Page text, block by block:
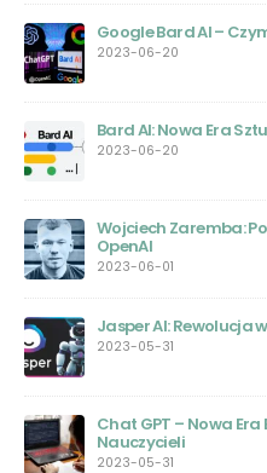
Google Bard AI –
2023-06-20
Bard AI: Nowa Era
2023-06-20
Wojciech Zaremba:
OpenAI
2023-06-01
Jasper AI: Rewolucja
2023-05-31
Chat GPT – Nowa
Nauczycieli
2023-05-31